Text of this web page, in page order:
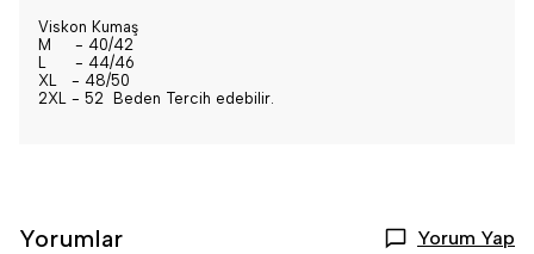
Viskon Kumaş
M - 40/42
L - 44/46
XL - 48/50
2XL - 52 Beden Tercih edebilir.
Yorumlar Yorum Yap